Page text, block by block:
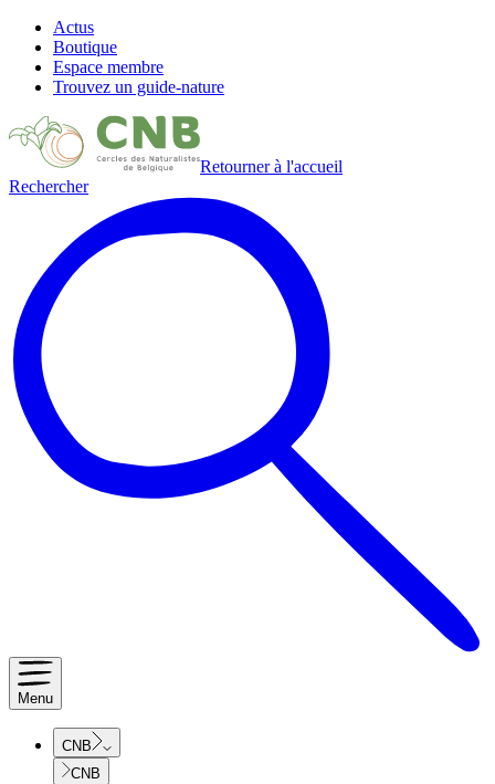
Actus
Boutique
Espace membre
Trouvez un guide-nature
Retourner à l'accueil
Rechercher
Menu
CNB
CNB